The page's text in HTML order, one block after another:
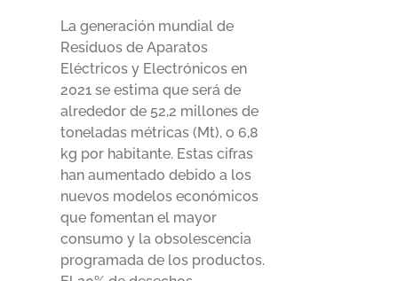
La generación mundial de
Residuos de Aparatos
Eléctricos y Electrónicos en
2021 se estima que será de
alrededor de 52,2 millones de
toneladas métricas (Mt), o 6,8
kg por habitante. Estas cifras
han aumentado debido a los
nuevos modelos económicos
que fomentan el mayor
consumo y la obsolescencia
programada de los productos.